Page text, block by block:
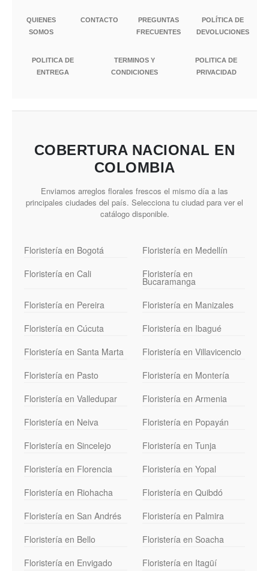
QUIENES
SOMOS
CONTACTO
PREGUNTAS
FRECUENTES
POLÍTICA DE
DEVOLUCIONES
POLITICA DE
ENTREGA
TERMINOS Y
CONDICIONES
POLITICA DE
PRIVACIDAD
COBERTURA NACIONAL EN
COLOMBIA
Enviamos arreglos florales frescos el mismo día a las
principales ciudades del país. Selecciona tu ciudad para ver el
catálogo disponible.
Floristería en Bogotá
Floristería en Medellín
Floristería en Cali
Floristería en
Bucaramanga
Floristería en Pereira
Floristería en Manizales
Floristería en Cúcuta
Floristería en Ibagué
Floristería en Santa Marta
Floristería en Villavicencio
Floristería en Pasto
Floristería en Montería
Floristería en Valledupar
Floristería en Armenia
Floristería en Neiva
Floristería en Popayán
Floristería en Sincelejo
Floristería en Tunja
Floristería en Florencia
Floristería en Yopal
Floristería en Riohacha
Floristería en Quibdó
Floristería en San Andrés
Floristería en Palmira
Floristería en Bello
Floristería en Soacha
Floristería en Envigado
Floristería en Itagüí